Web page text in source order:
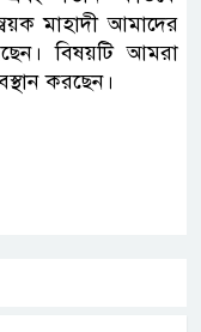
মাহাদী আমাদের
বিষয়টি আমরা
করছেন।